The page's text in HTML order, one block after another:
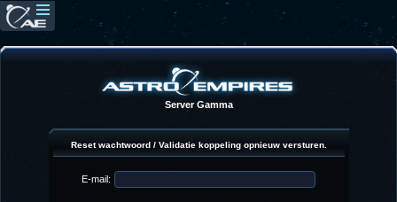
Server Gamma
Reset wachtwoord / Validatie koppeling opnieuw versturen.
E-mail: